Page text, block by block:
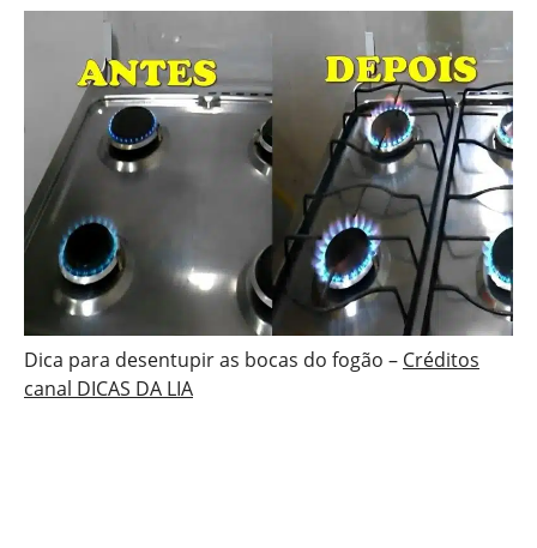
Dica para desentupir as bocas do fogão – Créditos
canal DICAS DA LIA